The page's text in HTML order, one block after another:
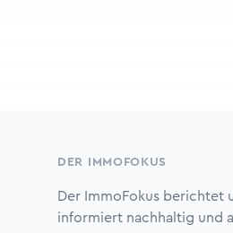
DER IMMOFOKUS
Der ImmoFokus berichtet
informiert nachhaltig und